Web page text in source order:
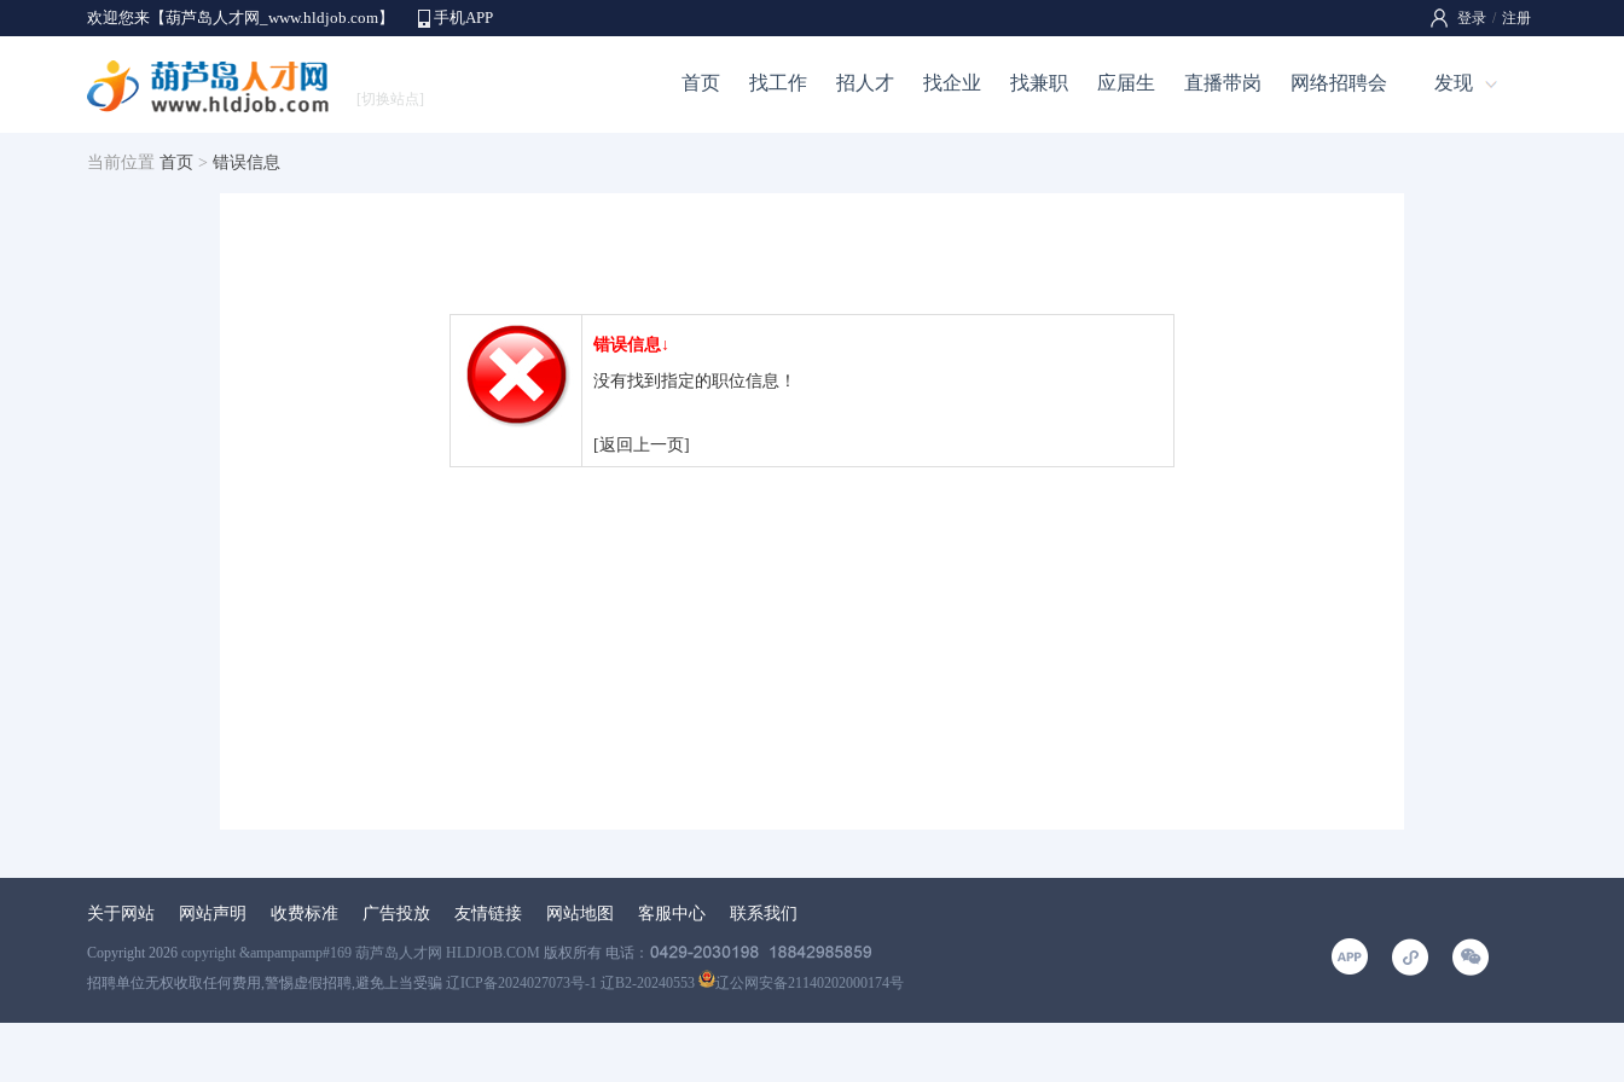
欢迎您来【葫芦岛人才网_www.hldjob.com】 手机APP 登录 / 注册
[切换站点]
首页 找工作 招人才 找企业 找兼职 应届生 直播带岗 网络招聘会 发现
当前位置 首页 > 错误信息
错误信息↓
没有找到指定的职位信息！
[返回上一页]
关于网站 网站声明 收费标准 广告投放 友情链接 网站地图 客服中心 联系我们
Copyright 2026 copyright &ampampamp#169 葫芦岛人才网 HLDJOB.COM 版权所有 电话：
招聘单位无权收取任何费用,警惕虚假招聘,避免上当受骗 辽ICP备2024027073号-1 辽B2-20240553 辽公网安备21140202000174号